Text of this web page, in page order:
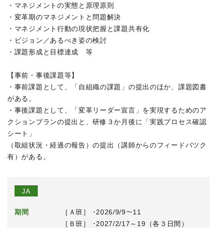
・マネジメントの実態と原理原則
・変革期のマネジメントと問題解決
・マネジメント行動の現状把握と課題共有化
・ビジョン／あるべき姿の検討
・課題形成と目標達成 等
【事前・事後課題等】
・事前課題として、「自組織の課題」の提出のほか、課題図書
がある。
・事後課題として、「変革リーダー宣言」を実現するためのア
クションプランの提出と、研修３か月後に「実践プロセス確認
シート」
（取組状況・経過の報告）の提出（講師からのフィードバツク
有）がある。
JA
期間
［Ａ班］ ･2026/9/9～11
［Ｂ班］ ･2027/2/17～19（各３日間）